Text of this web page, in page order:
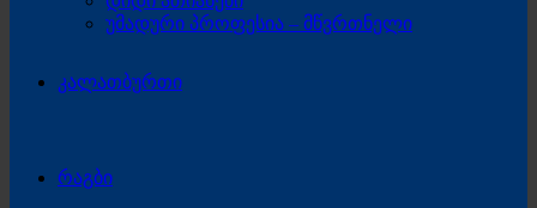
უმადური პროფესია – მწვრთნელი
კალათბურთი
რაგბი